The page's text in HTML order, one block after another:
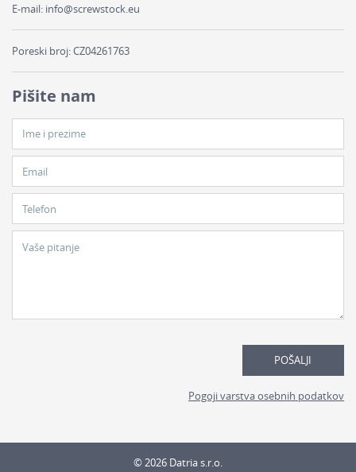
E-mail: info@screwstock.eu
Poreski broj: CZ04261763
Pišite nam
Ime i prezime
Email
Telefon
Vaše pitanje
POŠALJI
Pogoji varstva osebnih podatkov
© 2026 Datria s.r.o.